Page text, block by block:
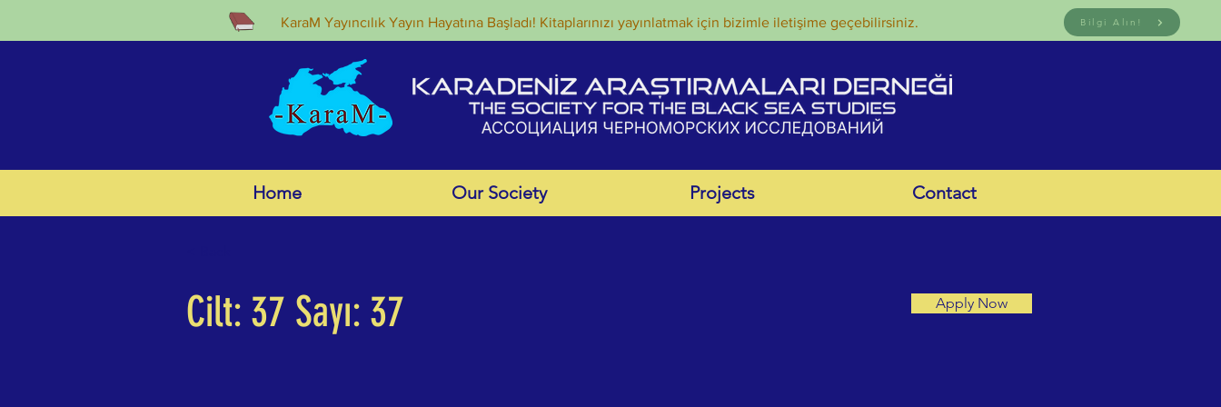
KaraM Yayıncılık Yayın Hayatına Başladı! Kitaplarınızı yayınlatmak için bizimle iletişime geçebilirsiniz. Bilgi Alın!
Home Our Society Projects Contact
Cilt: 37 Sayı: 37 Apply Now